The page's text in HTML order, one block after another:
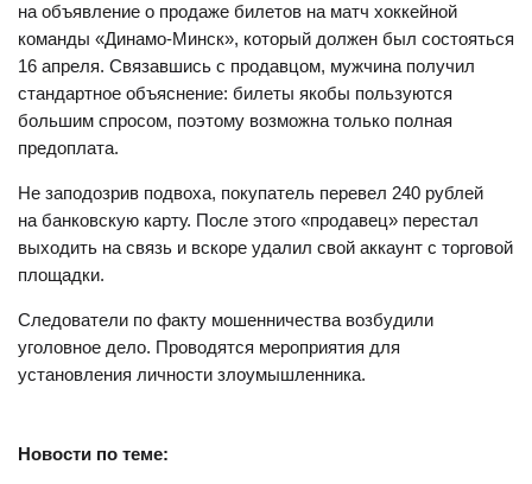
на объявление о продаже билетов на матч хоккейной
команды «Динамо-Минск», который должен был состояться
16 апреля. Связавшись с продавцом, мужчина получил
стандартное объяснение: билеты якобы пользуются
большим спросом, поэтому возможна только полная
предоплата.
Не заподозрив подвоха, покупатель перевел 240 рублей
на банковскую карту. После этого «продавец» перестал
выходить на связь и вскоре удалил свой аккаунт с торговой
площадки.
Следователи по факту мошенничества возбудили
уголовное дело. Проводятся мероприятия для
установления личности злоумышленника.
Новости по теме: